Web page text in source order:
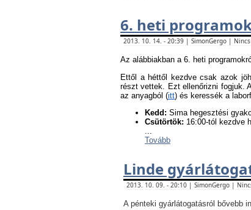
6. heti
2013. 10. 14. - 20:39 | SimonGergo |
Az alábbiakban a 6. heti
Ettől a héttől kezdve csak azok
részt vettek. Ezt ellenőrizni fogjuk.
az anyagból (itt) és keressék a
Kedd: Sima hegesztési
Csütörtök: 16:00-tól kezdve
...
Tovább
Linde
2013. 10. 09. - 20:10 | SimonGergo |
A pénteki gyárlátogatásról bővebb